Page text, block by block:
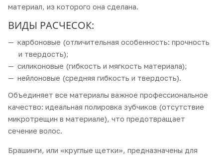
материал, из которого она сделана.
ВИДЫ РАСЧЕСОК:
карбоновые (отличительная особенность: прочность
и твердость);
силиконовые (гибкость и мягкость материала);
нейлоновые (средняя гибкость и твердость).
Объединяет все материалы важное профессиональное
качество: идеальная полировка зубчиков (отсутствие
микротрещин в материале), что предотвращает
сечение волос.
Брашинги, или «круглые щетки», предназначены для